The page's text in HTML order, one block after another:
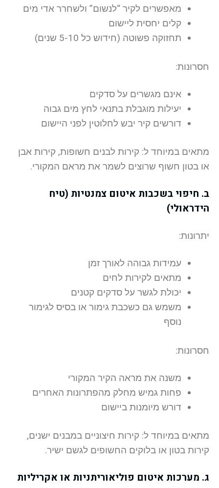
מאפשרים לקיר “לנשום” ולשחרר אדי מים
קלים יחסית ליישום
תחזוקה פשוטה (חידוש כל 5-10 שנים)
חסרונות:
אינם מגשרים על סדקים
יעילות מוגבלת בתנאי לחץ מים גבוה
דורשים קיר יבש לחלוטין לפני היישום
מתאים במיוחד ל: קירות לבנים חשופות, קירות אבן
או בטון חשוף שרוצים לשמר את מראם המקורי.
ב. חיפוי בשכבות איטום צמנטיות (טיח
הידראולי)
יתרונות:
עמידות גבוהה לאורך זמן
מתאים לקירות לחים
יכולת לגשר על סדקים קטנים
משמש גם כשכבת גימור או בסיס לגימור
נוסף
חסרונות:
משנה את מראה הקיר המקורי
פחות גמיש מחלק מהפתרונות האחרים
דורש מיומנות ביישום
מתאים במיוחד ל: קירות חיצוניים במבנים ישנים,
קירות בטון או בלוקים החשופים לגשם ישיר.
ג. מערכות איטום פוליאוריתניות או אקריליות